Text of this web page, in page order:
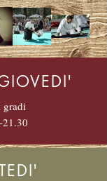
gradi
21.30